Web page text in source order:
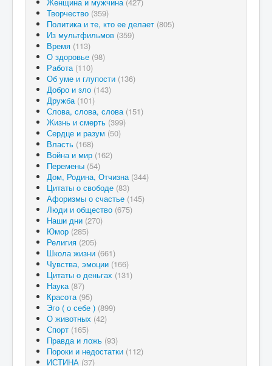
Творчество (359)
Политика и те, кто ее делает (805)
Из мультфильмов (359)
Время (113)
О здоровье (98)
Работа (110)
Об уме и глупости (136)
Добро и зло (143)
Дружба (101)
Слова, слова, слова (151)
Жизнь и смерть (399)
Сердце и разум (50)
Власть (168)
Война и мир (162)
Перемены (54)
Дом, Родина, Отчизна (344)
Цитаты о свободе (83)
Афоризмы о счастье (145)
Люди и общество (675)
Наши дни (270)
Юмор (285)
Религия (205)
Школа жизни (661)
Чувства, эмоции (166)
Цитаты о деньгах (131)
Наука (87)
Красота (95)
Эго ( о себе ) (899)
О животных (42)
Спорт (165)
Правда и ложь (93)
Пороки и недостатки (112)
ИСТИНА (37)